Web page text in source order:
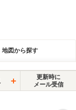
地図から探す
更新時に
メール受信